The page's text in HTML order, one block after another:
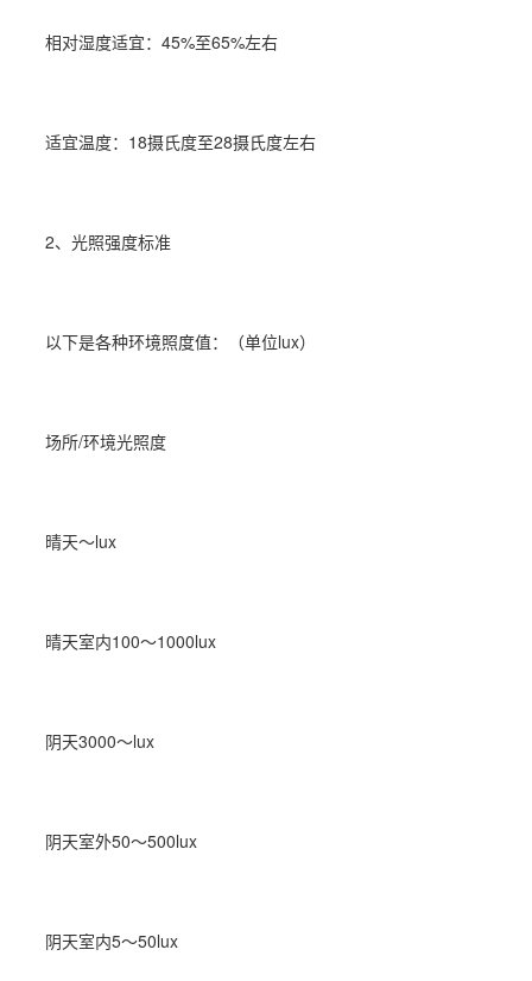
相对湿度适宜：45%至65%左右
适宜温度：18摄氏度至28摄氏度左右
2、光照强度标准
以下是各种环境照度值：（单位lux）
场所/环境光照度
晴天～lux
晴天室内100～1000lux
阴天3000～lux
阴天室外50～500lux
阴天室内5～50lux